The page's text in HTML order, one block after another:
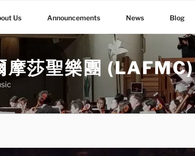
摩莎聖樂團 (LAFMC)
Us Announcements News Blog